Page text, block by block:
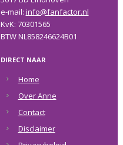
e-mail: info@fanfactor.nl
KvK: 70301565
BTW NL858246624B01
DIRECT NAAR
Home
Over Anne
Contact
Disclaimer